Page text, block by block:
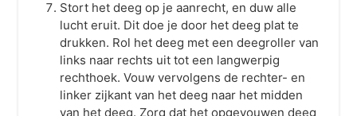
Stort het deeg op je aanrecht, en duw alle
lucht eruit. Dit doe je door het deeg plat te
drukken. Rol het deeg met een deegroller van
links naar rechts uit tot een langwerpig
rechthoek. Vouw vervolgens de rechter- en
linker zijkant van het deeg naar het midden
van het deeg. Zorg dat het opgevouwen deeg